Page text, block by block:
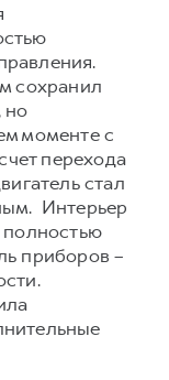
сохранил
но
моменте с
перехода
стал
Интерьер
полностью
приборов –